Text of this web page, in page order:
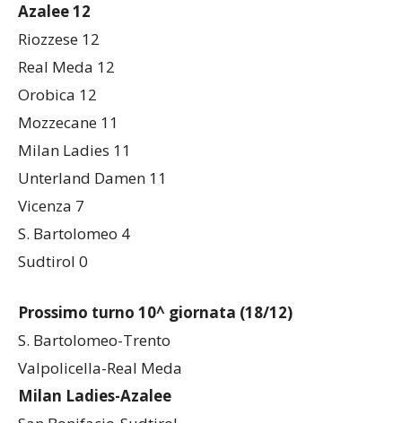
Azalee 12
Riozzese 12
Real Meda 12
Orobica 12
Mozzecane 11
Milan Ladies 11
Unterland Damen 11
Vicenza 7
S. Bartolomeo 4
Sudtirol 0
Prossimo turno 10^ giornata (18/12)
S. Bartolomeo-Trento
Valpolicella-Real Meda
Milan Ladies-Azalee